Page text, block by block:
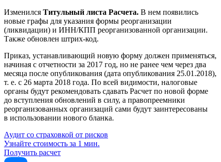
Изменился Титульный листа Расчета. В нем появились
новые графы для указания формы реорганизации
(ликвидации) и ИНН/КПП реорганизованной организации.
Также обновлен штрих-код.
Приказ, устанавливающий новую форму должен применяться,
начиная с отчетности за 2017 год, но не ранее чем через два
месяца после опубликования (дата опубликования 25.01.2018),
т. е. с 26 марта 2018 года. По всей видимости, налоговые
органы будут рекомендовать сдавать Расчет по новой форме
до вступления обновлений в силу, а правопреемники
реорганизованных организаций сами будут заинтересованы
в использовании нового бланка.
Аудит со страховкой от рисков
Узнайте стоимость за 1 мин.
Получить расчет